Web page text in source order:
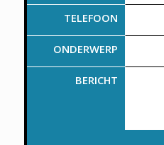
TELEFOON
ONDERWERP
BERICHT